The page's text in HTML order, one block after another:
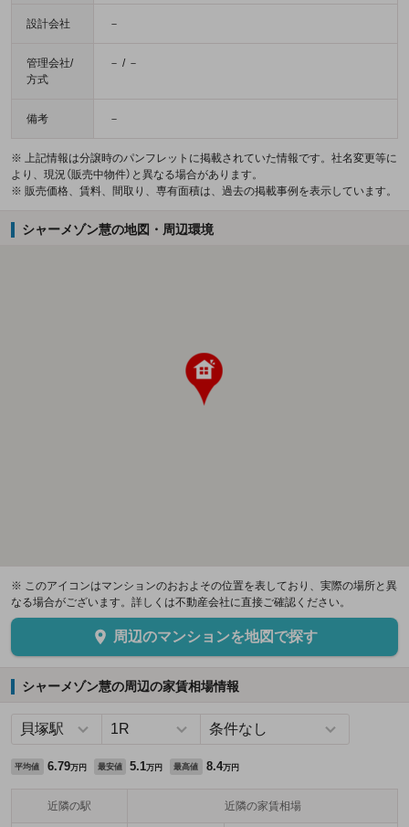
設計会社 －
管理会社/
方式
－ / －
備考 －
※ 上記情報は分譲時のパンフレットに掲載されていた情報です。社名変更等に
より、現況（販売中物件）と異なる場合があります。
※ 販売価格、賃料、間取り、専有面積は、過去の掲載事例を表示しています。
シャーメゾン慧の地図・周辺環境
※ このアイコンはマンションのおおよその位置を表しており、実際の場所と異
なる場合がございます。詳しくは不動産会社に直接ご確認ください。
周辺のマンションを地図で探す
シャーメゾン慧の周辺の家賃相場情報
平均値 6.79万円 最安値 5.1万円 最高値 8.4万円
近隣の駅 近隣の家賃相場